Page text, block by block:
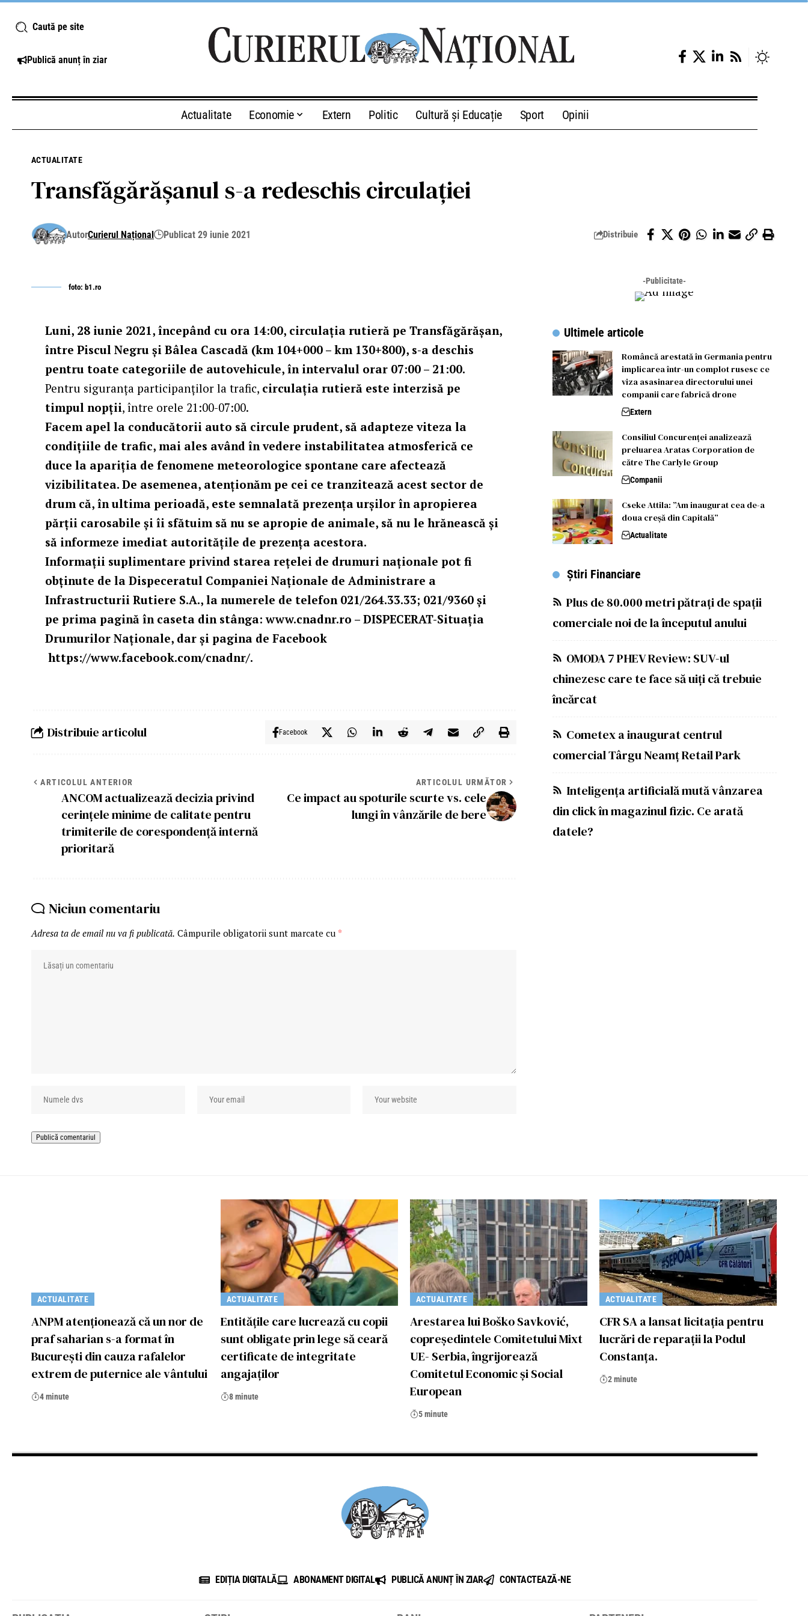
Caută pe site
Publică anunț în ziar
Actualitate Economie Extern Politic Cultură și Educație Sport Opinii
ACTUALITATE
Transfăgărășanul s-a redeschis circulației
AutorCurierul Național Publicat 29 iunie 2021 Distribuie
foto: b1.ro
Luni, 28 iunie 2021, începând cu ora 14:00, circulația rutieră pe Transfăgărășan,
între Piscul Negru și Bâlea Cascadă (km 104+000 – km 130+800), s-a deschis
pentru toate categoriile de autovehicule, în intervalul orar 07:00 – 21:00.
Pentru siguranța participanților la trafic, circulația rutieră este interzisă pe
timpul nopții, între orele 21:00-07:00.
Facem apel la conducătorii auto să circule prudent, să adapteze viteza la
condițiile de trafic, mai ales având în vedere instabilitatea atmosferică ce
duce la apariția de fenomene meteorologice spontane care afectează
vizibilitatea. De asemenea, atenționăm pe cei ce tranzitează acest sector de
drum că, în ultima perioadă, este semnalată prezența urșilor în apropierea
părții carosabile și îi sfătuim să nu se apropie de animale, să nu le hrănească și
să informeze imediat autoritățile de prezența acestora.
Informaţii suplimentare privind starea reţelei de drumuri naţionale pot fi
obţinute de la Dispeceratul Companiei Naţionale de Administrare a
Infrastructurii Rutiere S.A., la numerele de telefon 021/264.33.33; 021/9360 și
pe prima pagină în caseta din stânga:www.cnadnr.ro – DISPECERAT-Situația
Drumurilor Naţionale, dar și pagina de Facebook
https://www.facebook.com/cnadnr/.
Distribuie articolul Facebook
ARTICOLUL ANTERIOR
ANCOM actualizează decizia privind
cerințele minime de calitate pentru
trimiterile de corespondență internă
prioritară
ARTICOLUL URMĂTOR
Ce impact au spoturile scurte vs. cele
lungi în vânzările de bere
Niciun comentariu
Adresa ta de email nu va fi publicată. Câmpurile obligatorii sunt marcate cu *
-Publicitate-
Ultimele articole
Româncă arestată în Germania pentru
implicarea într-un complot rusesc ce
viza asasinarea directorului unei
companii care fabrică drone
Extern
Consiliul Concurenței analizează
preluarea Aratas Corporation de
către The Carlyle Group
Companii
Cseke Attila: ”Am inaugurat cea de-a
doua creșă din Capitală”
Actualitate
Știri Financiare
Plus de 80.000 metri pătrați de spații
comerciale noi de la începutul anului
OMODA 7 PHEV Review: SUV-ul
chinezesc care te face să uiți că trebuie
încărcat
Cometex a inaugurat centrul
comercial Târgu Neamț Retail Park
Inteligența artificială mută vânzarea
din click în magazinul fizic. Ce arată
datele?
ACTUALITATE
ANPM atenționează că un nor de
praf saharian s-a format în
București din cauza rafalelor
extrem de puternice ale vântului
4 minute
ACTUALITATE
Entitățile care lucrează cu copii
sunt obligate prin lege să ceară
certificate de integritate
angajaților
8 minute
ACTUALITATE
Arestarea lui Boško Savković,
copreședintele Comitetului Mixt
UE- Serbia, îngrijorează
Comitetul Economic și Social
European
5 minute
ACTUALITATE
CFR SA a lansat licitaţia pentru
lucrări de reparaţii la Podul
Constanţa.
2 minute
EDIȚIA DIGITALĂ ABONAMENT DIGITAL PUBLICĂ ANUNȚ ÎN ZIAR CONTACTEAZĂ-NE